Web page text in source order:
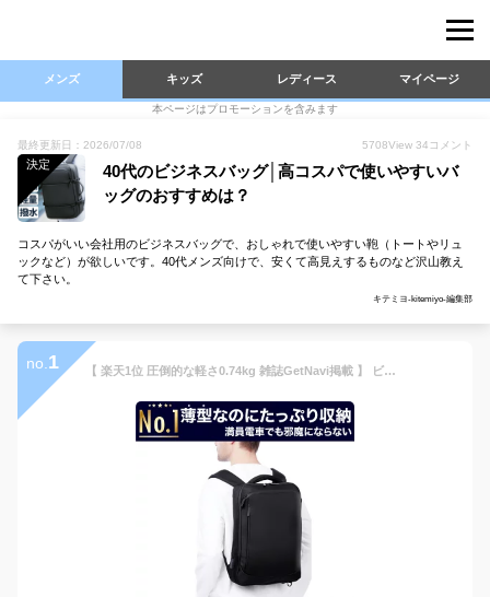
メンズ キッズ レディース マイページ
本ページはプロモーションを含みます
最終更新日：2026/07/08 5708View 34 コメント
決定
40代のビジネスバッグ│高コスパで使いやすいバ
ッグのおすすめは？
コスパがいい会社用のビジネスバッグで、おしゃれで使いやすい鞄（トートやリュ
ックなど）が欲しいです。40代メンズ向けで、安くて高見えするものなど沢山教え
て下さい。
キテミヨ-kitemiyo-編集部
no. 1 【 楽天1位 圧倒的な軽さ0.74kg 雑誌GetNavi掲載 】 ビジネスリュック メンズ 薄型 軽量 防水 3WAY 通勤 スーツ リュックサック バックパック ビジネス リュック カバン PC パソコン ビジネスバッグ 15.6インチ ブラック 黒 父の日 A4 20L crbelte ラッピング無料